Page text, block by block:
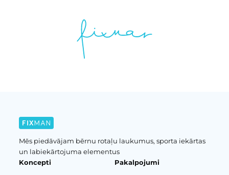
Mēs piedāvājam bērnu rotaļu laukumus, sporta iekārtas
un labiekārtojuma elementus
Koncepti
Pakalpojumi